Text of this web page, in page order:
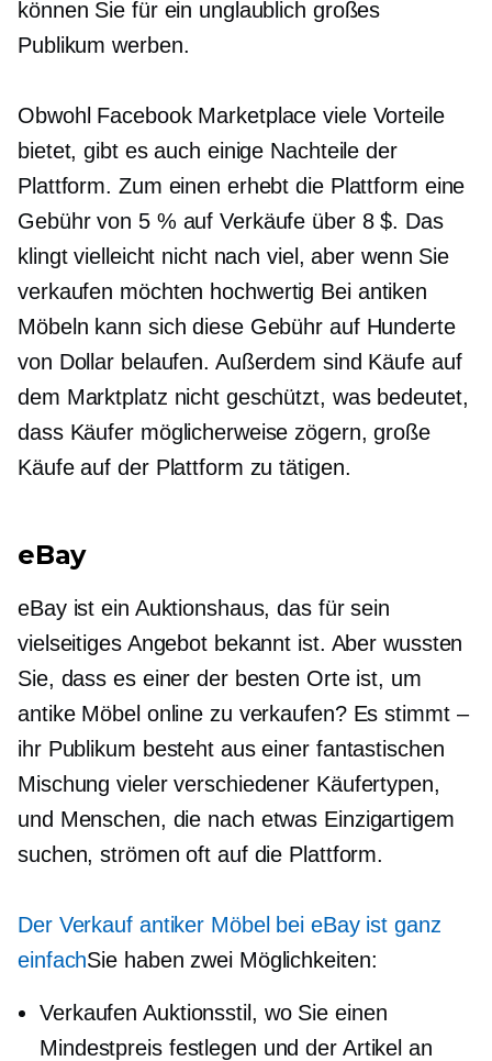
können Sie für ein unglaublich großes
Publikum werben.
Obwohl Facebook Marketplace viele Vorteile
bietet, gibt es auch einige Nachteile der
Plattform. Zum einen erhebt die Plattform eine
Gebühr von 5 % auf Verkäufe über 8 $. Das
klingt vielleicht nicht nach viel, aber wenn Sie
verkaufen möchten hochwertig Bei antiken
Möbeln kann sich diese Gebühr auf Hunderte
von Dollar belaufen. Außerdem sind Käufe auf
dem Marktplatz nicht geschützt, was bedeutet,
dass Käufer möglicherweise zögern, große
Käufe auf der Plattform zu tätigen.
eBay
eBay ist ein Auktionshaus, das für sein
vielseitiges Angebot bekannt ist. Aber wussten
Sie, dass es einer der besten Orte ist, um
antike Möbel online zu verkaufen? Es stimmt –
ihr Publikum besteht aus einer fantastischen
Mischung vieler verschiedener Käufertypen,
und Menschen, die nach etwas Einzigartigem
suchen, strömen oft auf die Plattform.
Der Verkauf antiker Möbel bei eBay ist ganz
einfachSie haben zwei Möglichkeiten:
VerkaufenAuktionsstil, wo Sie einen
Mindestpreis festlegen und der Artikel an